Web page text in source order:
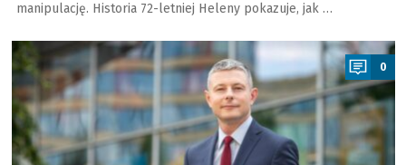
manipulację. Historia 72-letniej Heleny pokazuje, jak …
a
0